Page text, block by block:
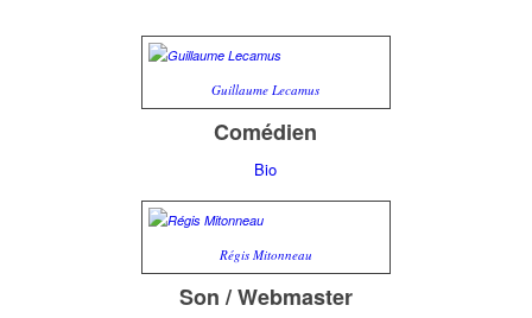
Guillaume Lecamus
Comédien
Bio
Régis Mitonneau
Son / Webmaster